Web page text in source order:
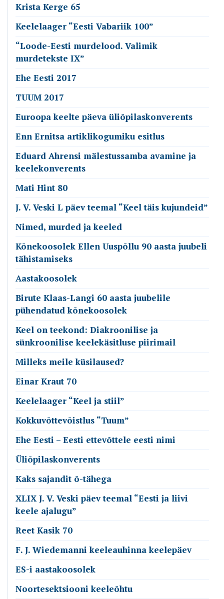
Krista Kerge 65
Keelelaager “Eesti Vabariik 100”
“Loode-Eesti murdelood. Valimik
murdetekste IX”
Ehe Eesti 2017
TUUM 2017
Euroopa keelte päeva üliõpilaskonverents
Enn Ernitsa artiklikogumiku esitlus
Eduard Ahrensi mälestussamba avamine ja
keelekonverents
Mati Hint 80
J. V. Veski L päev teemal “Keel täis kujundeid”
Nimed, murded ja keeled
Kõnekoosolek Ellen Uuspõllu 90 aasta juubeli
tähistamiseks
Aastakoosolek
Birute Klaas-Langi 60 aasta juubelile
pühendatud kõnekoosolek
Keel on teekond: Diakroonilise ja
sünkroonilise keelekäsitluse piirimail
Milleks meile küsilaused?
Einar Kraut 70
Keelelaager “Keel ja stiil”
Kokkuvõttevõistlus “Tuum”
Ehe Eesti – Eesti ettevõttele eesti nimi
Üliõpilaskonverents
Kaks sajandit õ-tähega
XLIX J. V. Veski päev teemal “Eesti ja liivi
keele ajalugu”
Reet Kasik 70
F. J. Wiedemanni keeleauhinna keelepäev
ES-i aastakoosolek
Noortesektsiooni keeleõhtu